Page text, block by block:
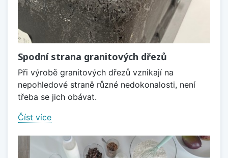
Spodní strana granitových dřezů
Při výrobě granitových dřezů vznikají na
nepohledové straně různé nedokonalosti, není
třeba se jich obávat.
Číst více